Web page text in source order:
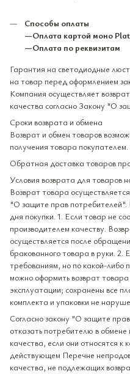
Способы оплаты
—Оплата картой моно
—Оплата по реквизитам
Гарантия на светодиодные
на товар перед оформлением
Компания осуществляет
качества согласно Закону "О
Сроки возврата и обмена
Возврат и обмен товаров
получения товара покупателем.
Обратная доставка товаров
Условия возврата для товаров
Возврат товара
"О защите прав
дня покупки. 1. Если товар не
производителем качеству.
осуществляется после
бракованного товара в руки. 2.
требованиям, но по какой-либо
можно оформить возврат
эксплуатации; сохранены все
комплекта и упаковки не
Согласно закону "О защите
отказать потребителю в
качества, если они относятся к
действующем Перечне
качества, не подлежащих